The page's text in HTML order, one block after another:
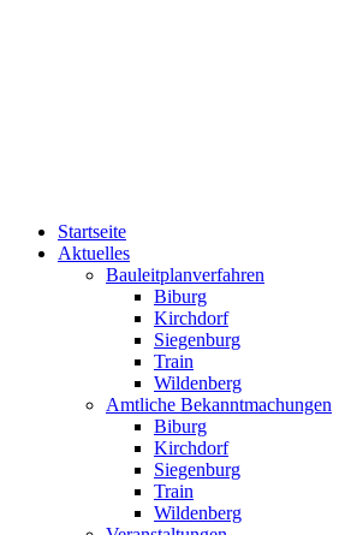
Startseite
Aktuelles
Bauleitplanverfahren
Biburg
Kirchdorf
Siegenburg
Train
Wildenberg
Amtliche Bekanntmachungen
Biburg
Kirchdorf
Siegenburg
Train
Wildenberg